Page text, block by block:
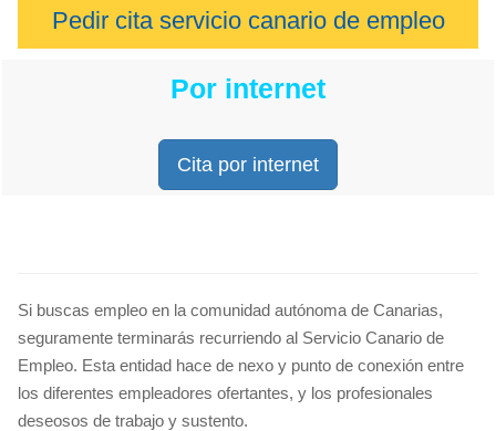
Pedir cita servicio canario de empleo
Por internet
Cita por internet
Si buscas empleo en la comunidad autónoma de Canarias,
seguramente terminarás recurriendo al Servicio Canario de
Empleo. Esta entidad hace de nexo y punto de conexión entre
los diferentes empleadores ofertantes, y los profesionales
deseosos de trabajo y sustento.